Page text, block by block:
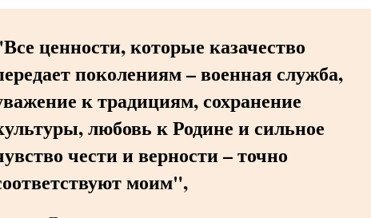
ценности, которые казачество
поколениям – военная служба,
к традициям, сохранение
любовь к Родине и сильное
чести и верности – точно
моим",